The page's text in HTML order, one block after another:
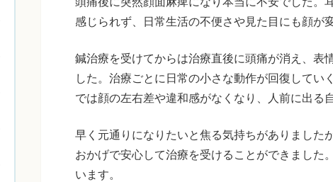
感じられず、日常生活の不便さや見た目にも顔が
鍼治療を受けてからは治療直後に頭痛が消え、表
した。治療ごとに日常の小さな動作が回復してい
では顔の左右差や違和感がなくなり、人前に出る
早く元通りになりたいと焦る気持ちがありました
おかげで安心して治療を受けることができました
います。